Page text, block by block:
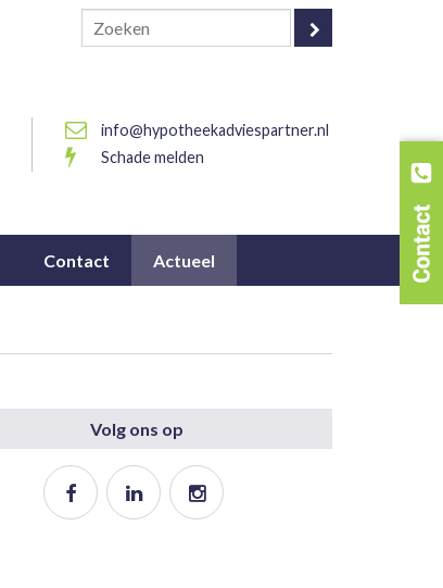
info@hypotheekadviespartner.nl
Schade melden
Contact Actueel
Volg ons op